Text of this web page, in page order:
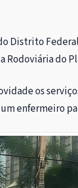
Distrito
do
os
enfermeiro